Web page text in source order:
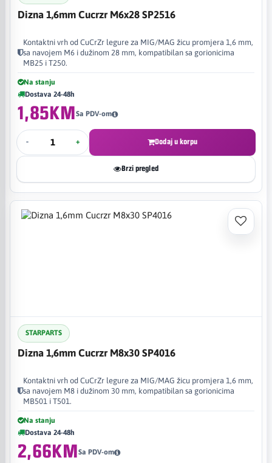
Dizna 1,6mm Cucrzr M6x28 SP2516
Kontaktni vrh od CuCrZr legure za MIG/MAG žicu promjera 1,6 mm,
sa navojem M6 i dužinom 28 mm, kompatibilan sa gorionicima
MB25 i T250.
Na stanju
Dostava 24-48h
1,85KMSa PDV-om
- + Dodaj u korpu
Brzi pregled
STARPARTS
Dizna 1,6mm Cucrzr M8x30 SP4016
Kontaktni vrh od CuCrZr legure za MIG/MAG žicu promjera 1,6 mm,
sa navojem M8 i dužinom 30 mm, kompatibilan sa gorionicima
MB501 i T501.
Na stanju
Dostava 24-48h
2,66KMSa PDV-om